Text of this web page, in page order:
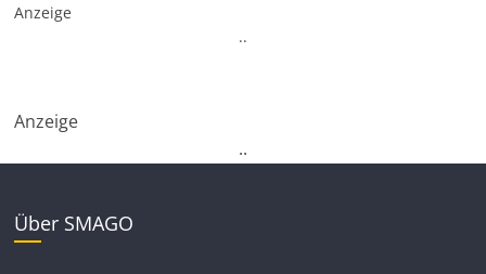
Anzeige
..
Anzeige
..
Über SMAGO